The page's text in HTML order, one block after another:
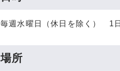
毎週水曜日（休日を除く） 1
場所